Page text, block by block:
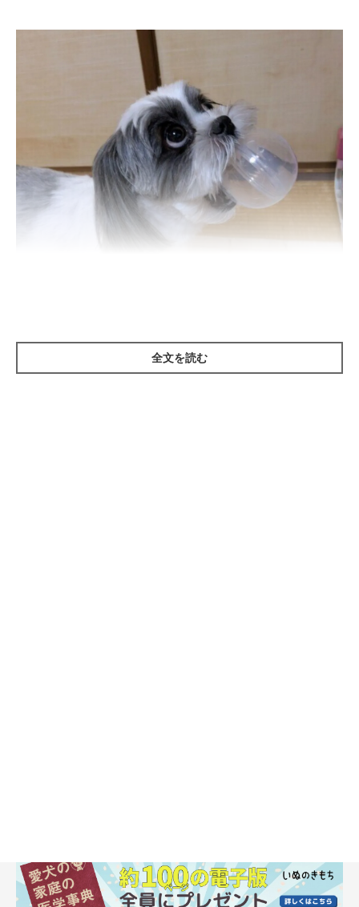
犬がその人のことを忘れたときにとる行動
全文を読む